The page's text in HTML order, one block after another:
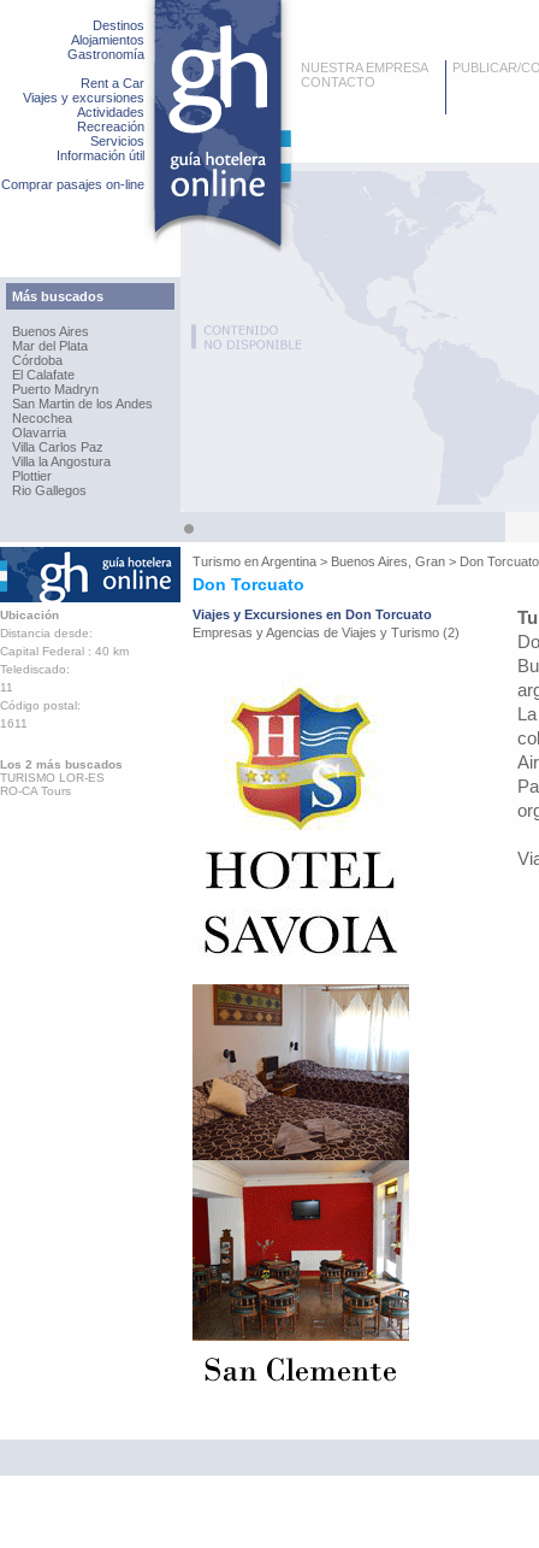
Destinos
Alojamientos
Gastronomía
Rent a Car
Viajes y excursiones
Actividades
Recreación
Servicios
Información útil
Comprar pasajes on-line
Más buscados
Buenos Aires
Mar del Plata
Córdoba
El Calafate
Puerto Madryn
San Martin de los Andes
Necochea
Olavarria
Villa Carlos Paz
Villa la Angostura
Plottier
Rio Gallegos
NUESTRA EMPRESA
CONTACTO
PUBLICAR/
Turismo enArgentina > Buenos Aires, Gran > Don Torcuato
Don Torcuato
Ubicación
Distancia desde:
Capital Federal : 40 km
Telediscado:
11
Código postal:
1611
Los 2 más buscados
TURISMO LOR-ES
RO-CA Tours
Viajes y Excursiones en Don Torcuato
Empresas y Agencias de Viajes y Turismo (2)